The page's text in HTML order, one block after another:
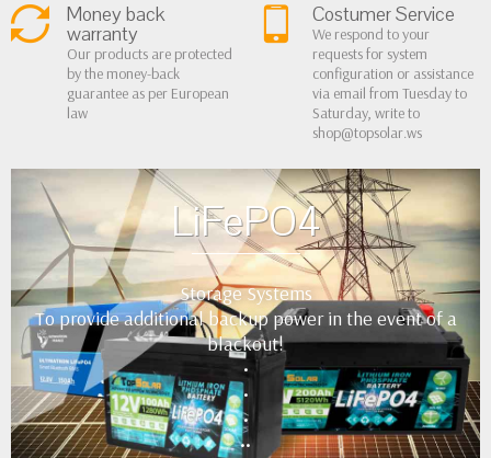
Money back
warranty
Our products are protected
by the money-back
guarantee as per European
law
Costumer Service
We respond to your
requests for system
configuration or assistance
via email from Tuesday to
Saturday, write to
shop@topsolar.ws
LiFePO4
Storage Systems
To provide additional backup power in the event of a
blackout!
•
•
•
••